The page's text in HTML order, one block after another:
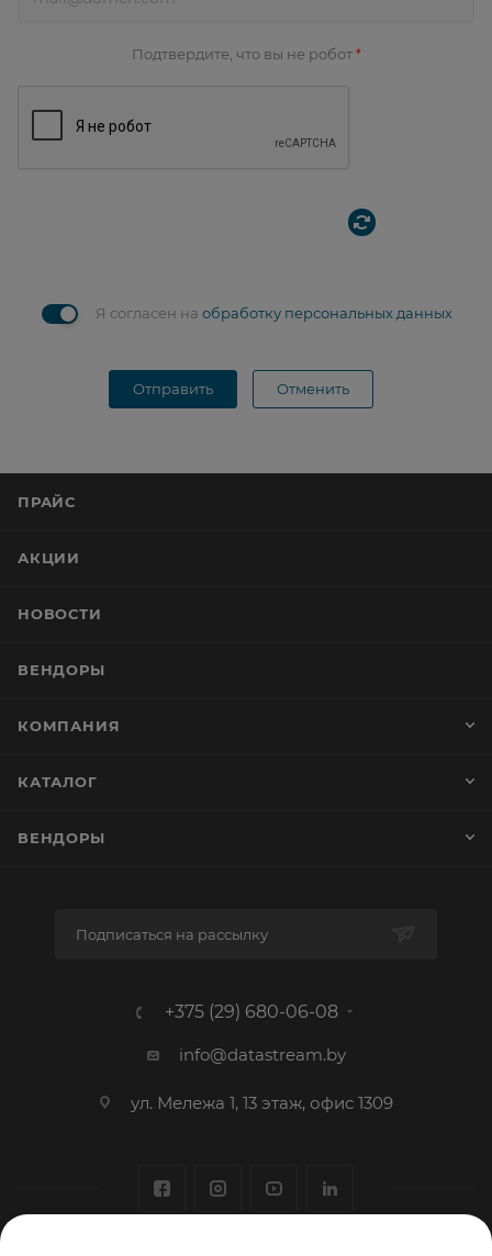
Подтвердите, что вы не робот *
Я согласен на обработку персональных данных
Отправить Отменить
ПРАЙС
АКЦИИ
НОВОСТИ
ВЕНДОРЫ
КОМПАНИЯ
КАТАЛОГ
ВЕНДОРЫ
Подписаться на рассылку
+375 (29) 680-06-08
info@datastream.by
ул. Мележа 1, 13 этаж, офис 1309